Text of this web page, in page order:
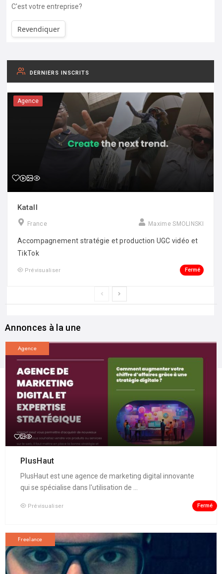
C'est votre entreprise?
Revendiquer
DERNIERS INSCRITS
Agence
Katall
France Maxime SMOLINSKI
Accompagnement stratégie et production UGC vidéo et
TikTok
Prévisualiser Fermé
Annonces à la une
Agence
PlusHaut
PlusHaut est une agence de marketing digital innovante
qui se spécialise dans l'utilisation de ...
Prévisualiser Fermé
Freelance